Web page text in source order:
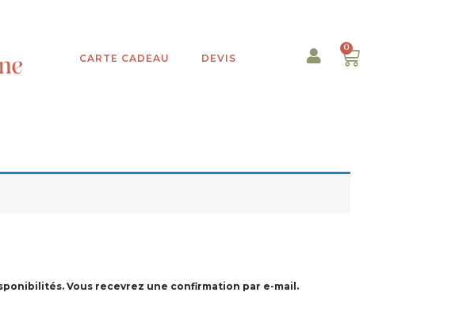
CARTE CADEAU DEVIS
0
Vous recevrez une confirmation par e-mail.